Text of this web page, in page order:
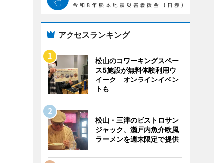
アクセスランキング
松山のコワーキングスペー
ス5施設が無料体験利用ウ
イーク オンラインイベン
トも
松山・三津のビストロサン
ジャック、瀬戸内魚介欧風
ラーメンを週末限定で提供